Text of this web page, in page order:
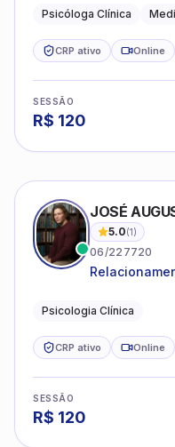
Psicóloga Clínica
CRP ativo Online
SESSÃO
R$ 120
JOSÉ
5.0(1)
06/227720
Psicologia Clínica
CRP ativo Online
SESSÃO
R$ 120